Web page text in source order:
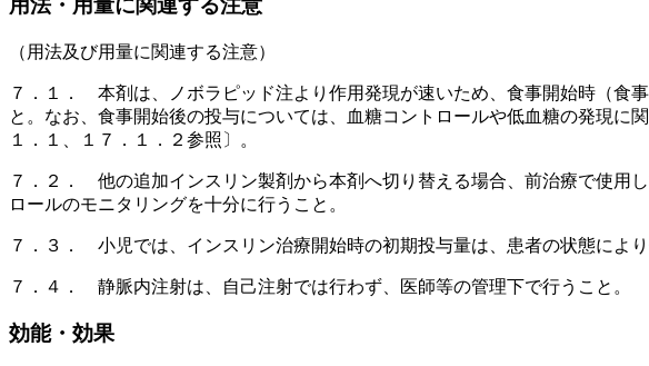
用法・用量に関連する注意
（用法及び用量に関連する注意）
７．１． 本剤は、ノボラピッド注より作用発現が速いため、食事開始時（食
と。なお、食事開始後の投与については、血糖コントロールや低血糖の発現に
１．１、１７．１．２参照〕。
７．２． 他の追加インスリン製剤から本剤へ切り替える場合、前治療で使用
ロールのモニタリングを十分に行うこと。
７．３． 小児では、インスリン治療開始時の初期投与量は、患者の状態により
７．４． 静脈内注射は、自己注射では行わず、医師等の管理下で行うこと。
効能・効果